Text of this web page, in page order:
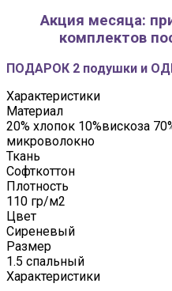
Акция месяца:
комплектов
ПОДАРОК 2 подушки и
Характеристики
Материал
20% хлопок 10%вискоза
микроволокно
Ткань
Софткоттон
Плотность
110 гр/м2
Цвет
Сиреневый
Размер
1.5 спальный
Характеристики